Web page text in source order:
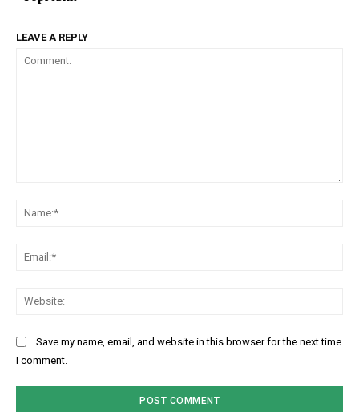
LEAVE A REPLY
Save my name, email, and website in this browser for the next time
I comment.